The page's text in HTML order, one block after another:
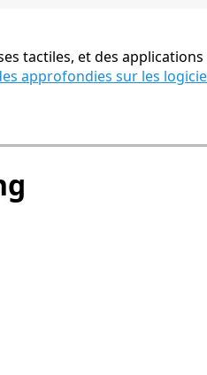
tactiles, et des
approfondies sur les